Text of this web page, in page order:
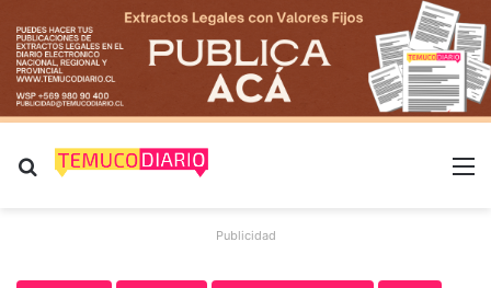
Buscar por
Publicidad